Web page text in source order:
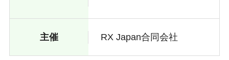
主催 RX Japan合同会社